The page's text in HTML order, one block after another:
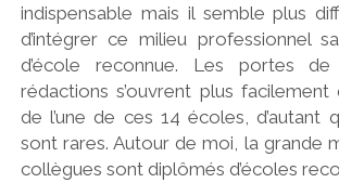
indispensable mais il semble plus
d’intégrer ce milieu professionnel
d’école reconnue. Les portes
rédactions s’ouvrent plus
de l’une de ces 14 écoles, d’autant
sont rares. Autour de moi, la grande
collègues sont diplômés d’écoles